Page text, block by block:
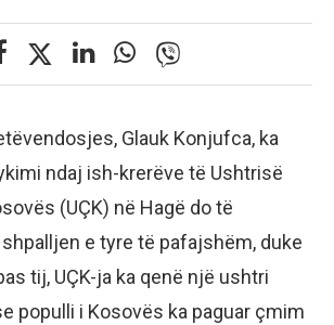
Glauk Konjufca, ka
ndaj ish-krerëve të Ushtrisë
(UÇK) në Hagë do të
e tyre të pafajshëm, duke
tij, UÇK-ja ka qenë një ushtri
populli i Kosovës ka paguar çmim